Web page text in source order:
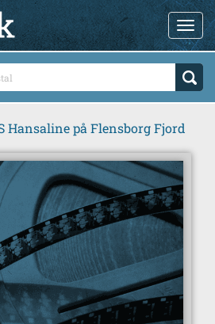
Hansaline på Flensborg Fjord